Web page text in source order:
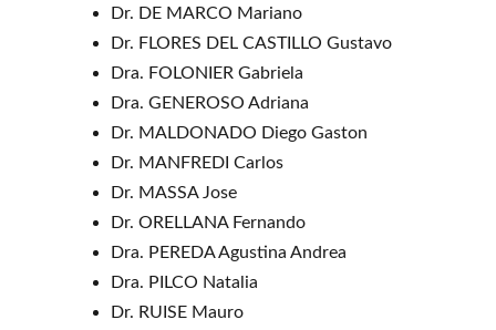
Dr. DE MARCO Mariano
Dr. FLORES DEL CASTILLO Gustavo
Dra. FOLONIER Gabriela
Dra. GENEROSO Adriana
Dr. MALDONADO Diego Gaston
Dr. MANFREDI Carlos
Dr. MASSA Jose
Dr. ORELLANA Fernando
Dra. PEREDA Agustina Andrea
Dra. PILCO Natalia
Dr. RUISE Mauro